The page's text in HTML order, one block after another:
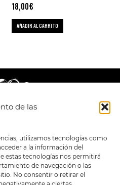
de las
utilizamos tecnologías como
a la información del
estas tecnologías nos permitirá
de navegación o las
No consentir o retirar el
18,00€
AÑADIR AL CARRITO
ENLACES
TIENDA
ESTILOS
FORMATOS
PREVENTAS
OFERTAS
MERCHANDISING